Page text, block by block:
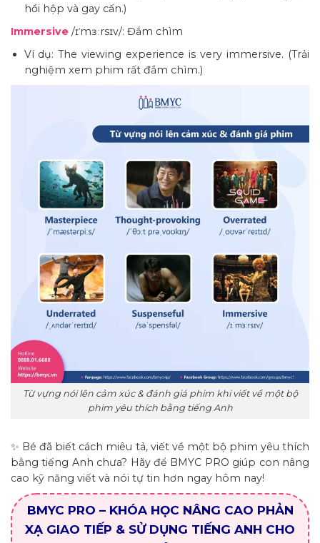
hồi hộp và gay cấn.)
Immersive /ɪˈmɜːrsɪv/: Đắm chìm
Ví dụ: The viewing experience is very immersive. (Trải
nghiệm xem phim rất đắm chìm.)
Từ vựng nói lên cảm xúc & đánh giá phim khi viết về một bộ
phim yêu thích bằng tiếng Anh
✨ Bé đã biết cách miêu tả, viết về một bộ phim yêu thích
bằng tiếng Anh chưa? Hãy để BMYC PRO giúp con nâng
cao kỹ năng viết và nói tự tin hơn ngay hôm nay!
BMYC PRO – KHÓA HỌC NÂNG CAO PHẢN
XẠ GIAO TIẾP & SỬ DỤNG TIẾNG ANH CHO